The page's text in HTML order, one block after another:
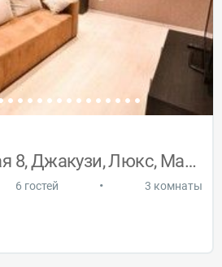
921, Софиевская 8, Джакузи, Люкс, Майдан
6 гостей • 3 комнаты